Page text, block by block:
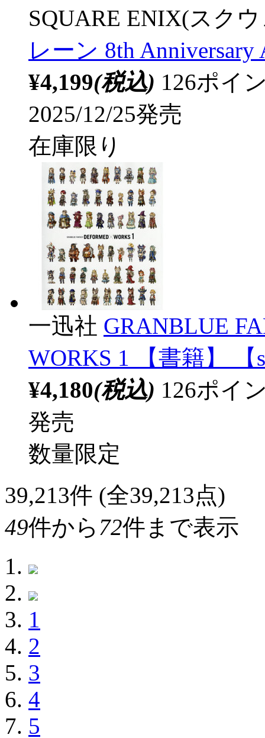
SQUARE ENIX(スク
レーン 8th Anniversary
¥4,199(税込) 126ポイ
2025/12/25発売
在庫限り
一迅社 GRANBLUE
WORKS 1 【書籍】 【
¥4,180(税込) 126ポイ
発売
数量限定
39,213件 (全39,213点)
49件から 72件まで表示
1
2
3
4
5